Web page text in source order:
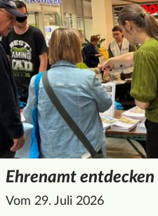
Ehrenamt
Vom 29. Juli 2026